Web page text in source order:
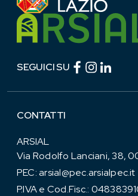
SEGUICI SU Facebook
CONTATTI
ARSIAL
Via Rodolfo Lanciani, 38,
PEC:arsial@pec.arsialpec.it
P.IVA e Cod.Fisc.: